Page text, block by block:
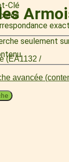
Clé
seulement
avancée
(EA1132 /